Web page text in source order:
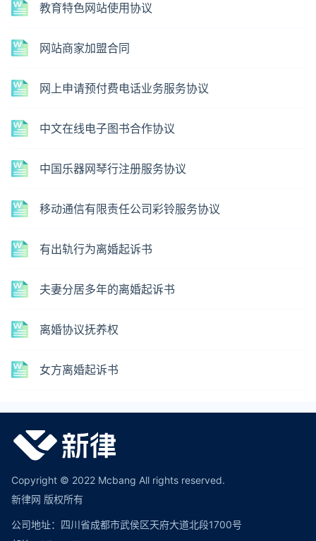
教育特色网站使用协议
网站商家加盟合同
网上申请预付费电话业务服务协议
中文在线电子图书合作协议
中国乐器网琴行注册服务协议
移动通信有限责任公司彩铃服务协议
有出轨行为离婚起诉书
夫妻分居多年的离婚起诉书
离婚协议抚养权
女方离婚起诉书
Copyright © 2022 Mcbang All rights reserved.
新律网 版权所有
公司地址：四川省成都市武侯区天府大道北段1700号